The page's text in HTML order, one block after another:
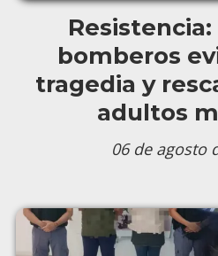
bomberos
tragedia y
adultos
06 de agosto